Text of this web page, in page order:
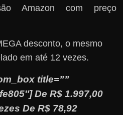
Amazon com preço
desconto, o mesmo
em até 12 vezes.
title=””
De R$ 1.997,00
De R$ 78,92